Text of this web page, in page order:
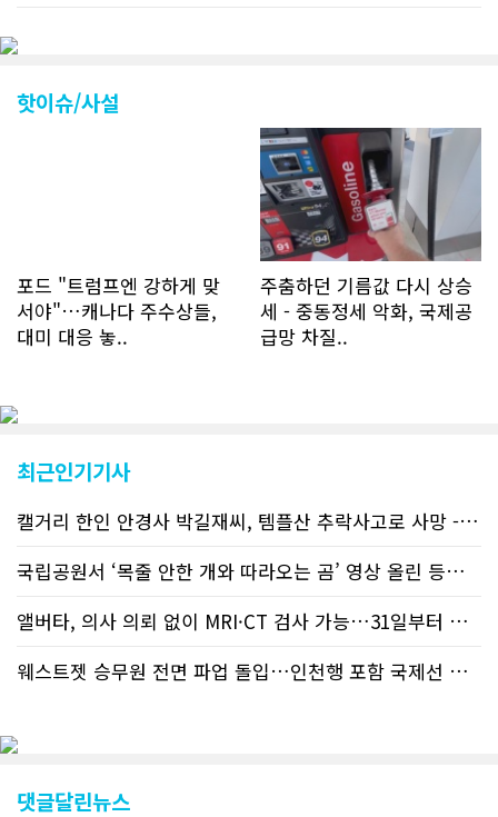
명에 달하며 133만건 조회수를 기록했
다. 1인당 방문수는 한달 32.25회이며
하루 평균 1.1회에 달해 거의 매일 본지
를 접속하고 있는 것으로 조사됐다. 한편
신규 회원 가입자수는 2~3년 전까지는
하루 평균 7명 정도였으나 최근 2~3월
에는 크게 늘어 하루 평균 11명에 달해
60% 증가했는데 (년간 4천명) 신규 가
입자의 절반 정도는 타주에서 이주를 검
토하고 있거나 갓 이주한 회원들로 나타
등재가 지연되곤 했으나 동포사회의 뜨
신기사를 매일 웹에 올리는 것으로 정책
을 변경했다. 이에 따라 독자들은 CN드
림 사이트 방문을 통해 매일 따끈따끈한
캐나다 전국 뉴스와 앨버타주 지역 최신
지는 뜨거운 성원에 보답고저 최근 웹 사
핫이슈/사설
포드 "트럼프엔 강하게 맞
서야"…캐나다 주수상들,
대미 대응 놓..
주춤하던 기름값 다시 상승
세 - 중동정세 악화, 국제공
급망 차질..
최근인기기사
캘거리 한인 안경사 박길재씨, 템플산 추락사고로 사망 - 헬기 구조..
국립공원서 ‘목줄 안한 개와 따라오는 곰’ 영상 올린 등산객 기소돼
앨버타, 의사 의뢰 없이 MRI·CT 검사 가능…31일부터 자비 부..
웨스트젯 승무원 전면 파업 돌입…인천행 포함 국제선 줄줄이 결항 -..
댓글달린뉴스